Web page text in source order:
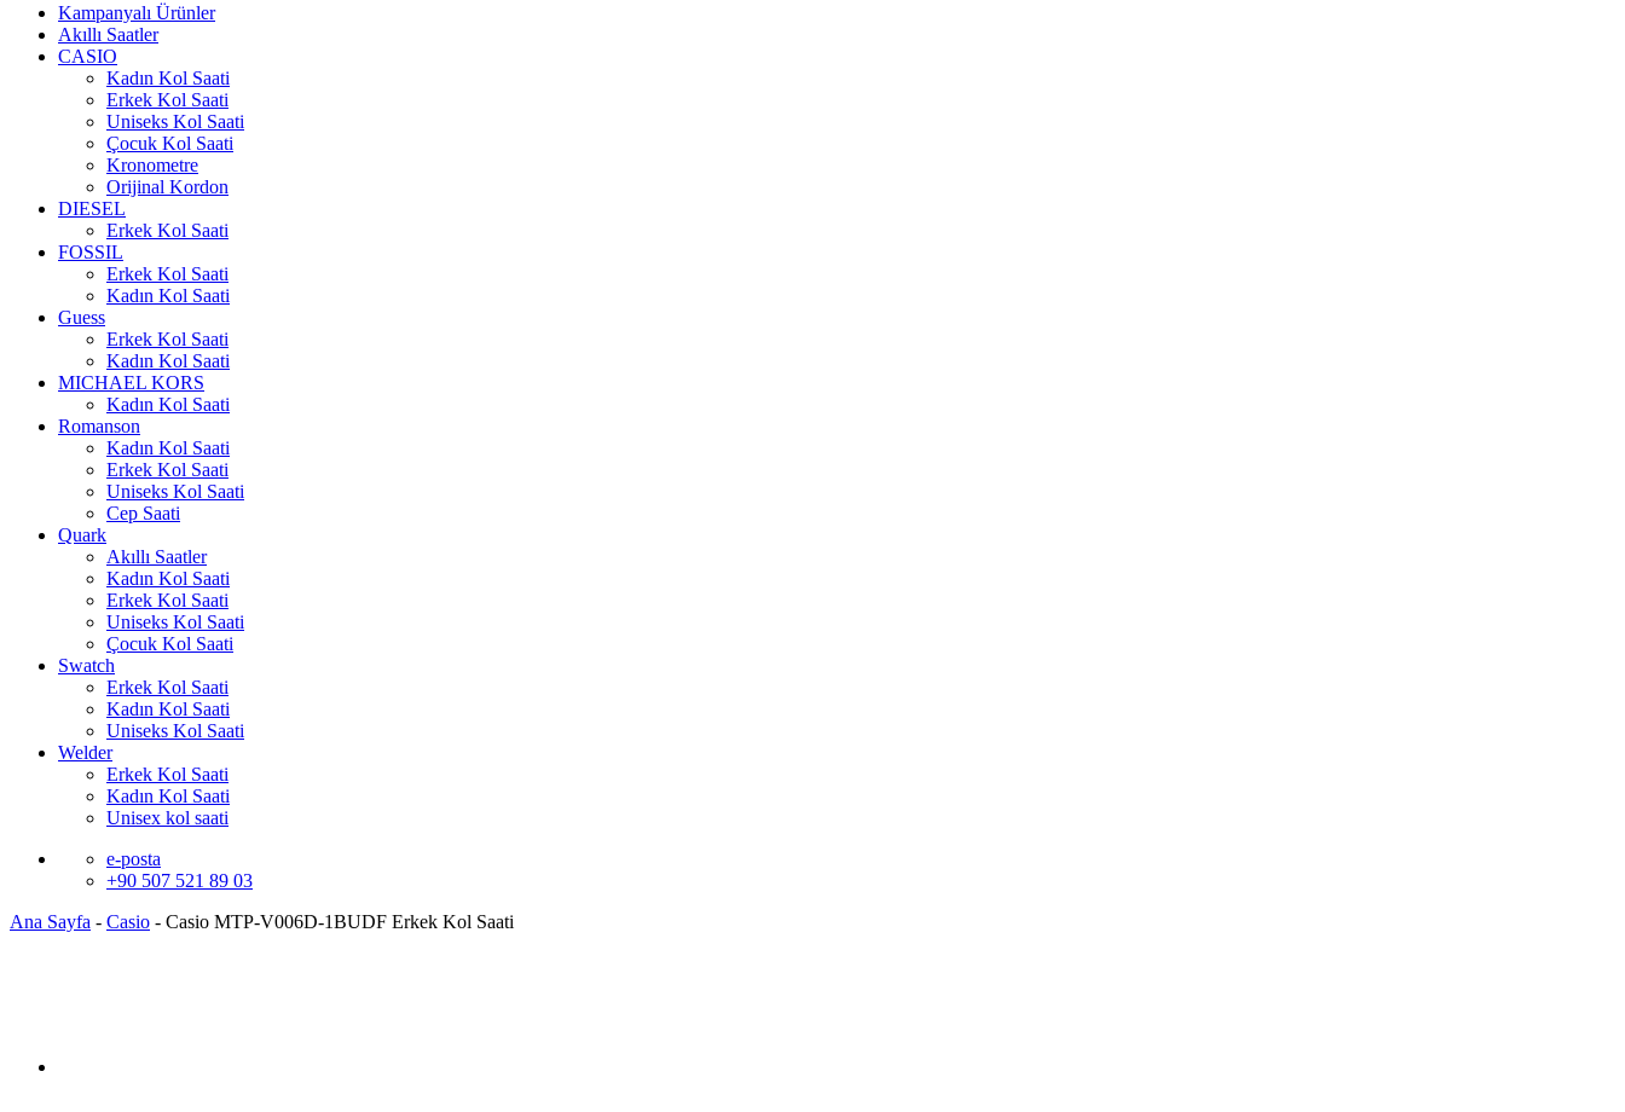
Kampanyalı Ürünler
Akıllı Saatler
CASIO
Kadın Kol Saati
Erkek Kol Saati
Uniseks Kol Saati
Çocuk Kol Saati
Kronometre
Orijinal Kordon
DIESEL
Erkek Kol Saati
FOSSIL
Erkek Kol Saati
Kadın Kol Saati
Guess
Erkek Kol Saati
Kadın Kol Saati
MICHAEL KORS
Kadın Kol Saati
Romanson
Kadın Kol Saati
Erkek Kol Saati
Uniseks Kol Saati
Cep Saati
Quark
Akıllı Saatler
Kadın Kol Saati
Erkek Kol Saati
Uniseks Kol Saati
Çocuk Kol Saati
Swatch
Erkek Kol Saati
Kadın Kol Saati
Uniseks Kol Saati
Welder
Erkek Kol Saati
Kadın Kol Saati
Unisex kol saati
e-posta
+90 507 521 89 03
Ana Sayfa - Casio - Casio MTP-V006D-1BUDF Erkek Kol Saati